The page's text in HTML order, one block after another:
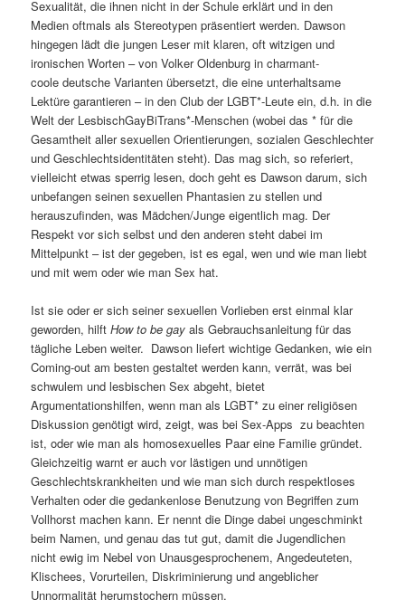
Sexualität, die ihnen nicht in der Schule erklärt und in den
Medien oftmals als Stereotypen präsentiert werden. Dawson
hingegen lädt die jungen Leser mit klaren, oft witzigen und
ironischen Worten – von Volker Oldenburg in charmant-
coole deutsche Varianten übersetzt, die eine unterhaltsame
Lektüre garantieren – in den Club der LGBT*-Leute ein, d.h. in die
Welt der LesbischGayBiTrans*-Menschen (wobei das * für die
Gesamtheit aller sexuellen Orientierungen, sozialen Geschlechter
und Geschlechtsidentitäten steht). Das mag sich, so referiert,
vielleicht etwas sperrig lesen, doch geht es Dawson darum, sich
unbefangen seinen sexuellen Phantasien zu stellen und
herauszufinden, was Mädchen/Junge eigentlich mag. Der
Respekt vor sich selbst und den anderen steht dabei im
Mittelpunkt – ist der gegeben, ist es egal, wen und wie man liebt
und mit wem oder wie man Sex hat.
Ist sie oder er sich seiner sexuellen Vorlieben erst einmal klar
geworden, hilftHow to be gay als Gebrauchsanleitung für das
tägliche Leben weiter. Dawson liefert wichtige Gedanken, wie ein
Coming-out am besten gestaltet werden kann, verrät, was bei
schwulem und lesbischen Sex abgeht, bietet
Argumentationshilfen, wenn man als LGBT* zu einer religiösen
Diskussion genötigt wird, zeigt, was bei Sex-Apps zu beachten
ist, oder wie man als homosexuelles Paar eine Familie gründet.
Gleichzeitig warnt er auch vor lästigen und unnötigen
Geschlechtskrankheiten und wie man sich durch respektloses
Verhalten oder die gedankenlose Benutzung von Begriffen zum
Vollhorst machen kann. Er nennt die Dinge dabei ungeschminkt
beim Namen, und genau das tut gut, damit die Jugendlichen
nicht ewig im Nebel von Unausgesprochenem, Angedeuteten,
Klischees, Vorurteilen, Diskriminierung und angeblicher
Unnormalität herumstochern müssen.